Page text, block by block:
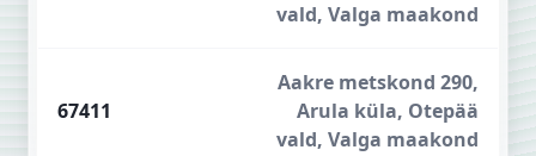
vald, Valga maakond
67411
Aakre metskond 290,
Arula küla, Otepää
vald, Valga maakond